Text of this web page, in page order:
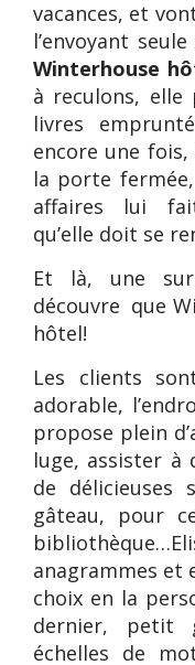
vacances, et
l’envoyant
Winterhouse
à reculons,
livres
encore une fois,
la porte
affaires lui
qu’elle doit se
Et là, une
découvre que
hôtel!
Les clients
adorable,
propose plein
luge, assister à
de délicieuses
gâteau, pour
anagrammes et
choix en la
dernier, petit
échelles de